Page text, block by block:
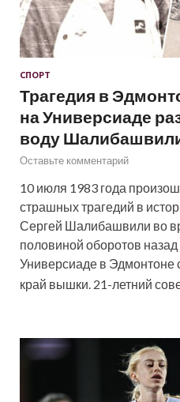
СПОРТ
Трагедия в
на Универсиаде
воду
Оставьте комментарий
10 июля 1983 года
страшных трагедий в
Сергей Шалибашвили во
половиной оборотов
Универсиаде в Эдмонтоне
край вышки. 21-летний